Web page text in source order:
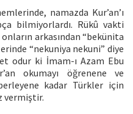
namazda Kur’an’ı
bilmiyorlardı. Rükû vakti
arkasından “bekünita
“nekuniya nekuni” diye
odur ki İmam-ı Azam Ebu
okumayı öğrenene ve
kadar Türkler için
vermiştir.